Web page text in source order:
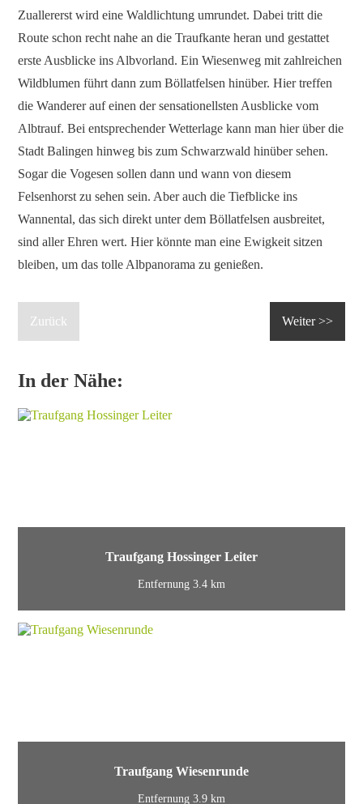
Zuallererst wird eine Waldlichtung umrundet. Dabei tritt die
Route schon recht nahe an die Traufkante heran und gestattet
erste Ausblicke ins Albvorland. Ein Wiesenweg mit zahlreichen
Wildblumen führt dann zum Böllatfelsen hinüber. Hier treffen
die Wanderer auf einen der sensationellsten Ausblicke vom
Albtrauf. Bei entsprechender Wetterlage kann man hier über die
Stadt Balingen hinweg bis zum Schwarzwald hinüber sehen.
Sogar die Vogesen sollen dann und wann von diesem
Felsenhorst zu sehen sein. Aber auch die Tiefblicke ins
Wannental, das sich direkt unter dem Böllatfelsen ausbreitet,
sind aller Ehren wert. Hier könnte man eine Ewigkeit sitzen
bleiben, um das tolle Albpanorama zu genießen.
Zurück Weiter >>
In der Nähe:
Traufgang Hossinger Leiter
Entfernung 3.4 km
Traufgang Wiesenrunde
Entfernung 3.9 km